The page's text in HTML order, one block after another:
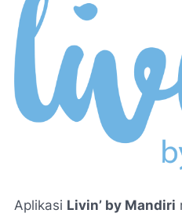
Aplikasi Livin’ by Mandiri